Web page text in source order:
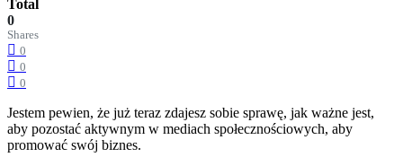
Total
0
Shares
0
0
0
Jestem pewien, że już teraz zdajesz sobie sprawę, jak ważne jest,
aby pozostać aktywnym w mediach społecznościowych, aby
promować swój biznes.